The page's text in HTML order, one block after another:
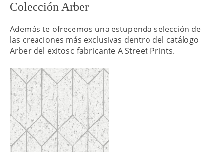
Colección Arber
Además te ofrecemos una estupenda selección de
las creaciones más exclusivas dentro del catálogo
Arber del exitoso fabricante A Street Prints.